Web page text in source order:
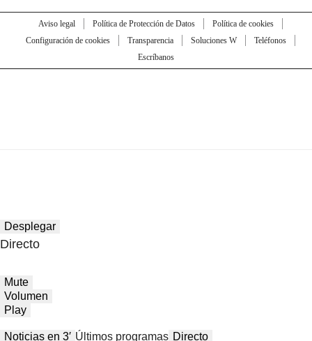
Aviso legal Política de Protección de Datos
Política de cookies
Configuración de cookies
Transparencia Soluciones W
Teléfonos
Escríbanos
Desplegar
Directo
Mute
Volumen
Play
Noticias en 3′ Últimos programas Directo